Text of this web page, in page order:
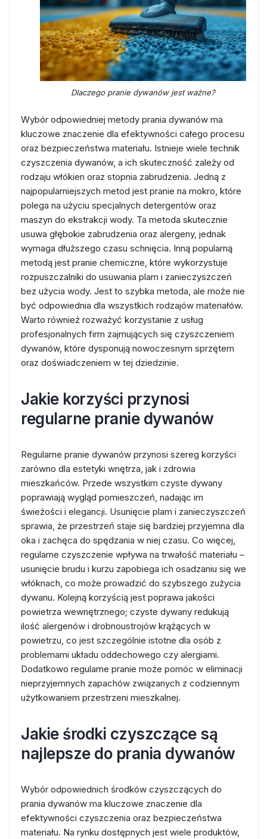
Dlaczego pranie dywanów jest ważne?
Wybór odpowiedniej metody prania dywanów ma
kluczowe znaczenie dla efektywności całego procesu
oraz bezpieczeństwa materiału. Istnieje wiele technik
czyszczenia dywanów, a ich skuteczność zależy od
rodzaju włókien oraz stopnia zabrudzenia. Jedną z
najpopularniejszych metod jest pranie na mokro, które
polega na użyciu specjalnych detergentów oraz
maszyn do ekstrakcji wody. Ta metoda skutecznie
usuwa głębokie zabrudzenia oraz alergeny, jednak
wymaga dłuższego czasu schnięcia. Inną popularną
metodą jest pranie chemiczne, które wykorzystuje
rozpuszczalniki do usuwania plam i zanieczyszczeń
bez użycia wody. Jest to szybka metoda, ale może nie
być odpowiednia dla wszystkich rodzajów materiałów.
Warto również rozważyć korzystanie z usług
profesjonalnych firm zajmujących się czyszczeniem
dywanów, które dysponują nowoczesnym sprzętem
oraz doświadczeniem w tej dziedzinie.
Jakie korzyści przynosi
regularne pranie dywanów
Regularne pranie dywanów przynosi szereg korzyści
zarówno dla estetyki wnętrza, jak i zdrowia
mieszkańców. Przede wszystkim czyste dywany
poprawiają wygląd pomieszczeń, nadając im
świeżości i elegancji. Usunięcie plam i zanieczyszczeń
sprawia, że przestrzeń staje się bardziej przyjemna dla
oka i zachęca do spędzania w niej czasu. Co więcej,
regularne czyszczenie wpływa na trwałość materiału –
usunięcie brudu i kurzu zapobiega ich osadzaniu się we
włóknach, co może prowadzić do szybszego zużycia
dywanu. Kolejną korzyścią jest poprawa jakości
powietrza wewnętrznego; czyste dywany redukują
ilość alergenów i drobnoustrojów krążących w
powietrzu, co jest szczególnie istotne dla osób z
problemami układu oddechowego czy alergiami.
Dodatkowo regularne pranie może pomóc w eliminacji
nieprzyjemnych zapachów związanych z codziennym
użytkowaniem przestrzeni mieszkalnej.
Jakie środki czyszczące są
najlepsze do prania dywanów
Wybór odpowiednich środków czyszczących do
prania dywanów ma kluczowe znaczenie dla
efektywności czyszczenia oraz bezpieczeństwa
materiału. Na rynku dostępnych jest wiele produktów,